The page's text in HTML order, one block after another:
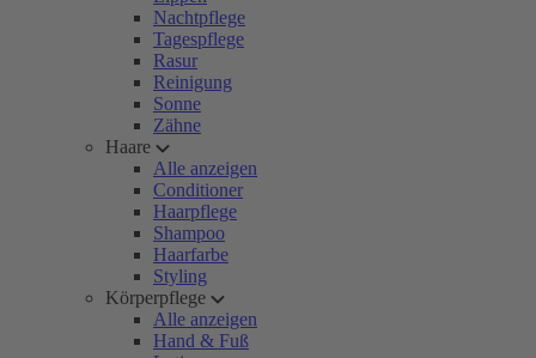
Nachtpflege
Tagespflege
Rasur
Reinigung
Sonne
Zähne
Haare
Alle anzeigen
Conditioner
Haarpflege
Shampoo
Haarfarbe
Styling
Körperpflege
Alle anzeigen
Hand & Fuß